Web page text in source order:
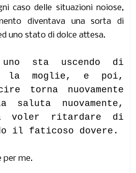
caso delle situazioni noiose,
diventava una sorta di
uno stato di dolce attesa.
uno sta uscendo di
la moglie, e poi,
torna nuovamente
nuovamente,
voler ritardare di
il faticoso dovere.
per me.